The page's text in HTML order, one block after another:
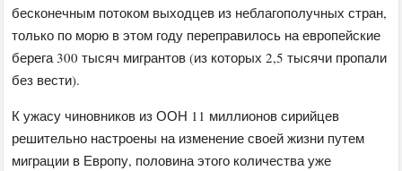
бесконечным потоком выходцев из неблагополучных стран,
только по морю в этом году переправилось на европейские
берега 300 тысяч мигрантов (из которых 2,5 тысячи пропали
без вести).
К ужасу чиновников из ООН 11 миллионов сирийцев
решительно настроены на изменение своей жизни путем
миграции в Европу, половина этого количества уже